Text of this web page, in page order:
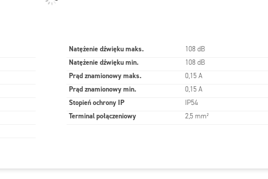
dławik M20 x 1,5
Tubą do dołu
cykl pracy 75%
Temperature
T4: AC/DC modele: -20 °C do +70 °C
Natężenie dźwięku maks. 108 dB
Natężenie dźwięku min. 108 dB
Prąd znamionowy maks. 0,15 A
Prąd znamionowy min. 0,15 A
Stopień ochrony IP IP54
Terminal połączeniowy 2,5 mm²